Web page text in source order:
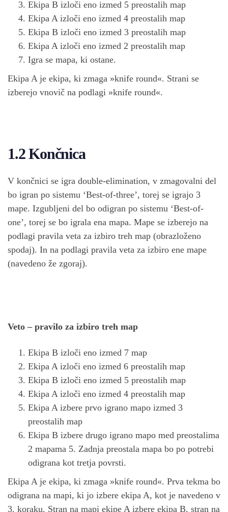
Ekipa B izloči eno izmed 5 preostalih map
Ekipa A izloči eno izmed 4 preostalih map
Ekipa B izloči eno izmed 3 preostalih map
Ekipa A izloči eno izmed 2 preostalih map
Igra se mapa, ki ostane.
Ekipa A je ekipa, ki zmaga »knife round«. Strani se
izberejo vnovič na podlagi »knife round«.
1.2 Končnica
V končnici se igra double-elimination, v zmagovalni del
bo igran po sistemu ‘Best-of-three’, torej se igrajo 3
mape. Izgubljeni del bo odigran po sistemu ‘Best-of-
one’, torej se bo igrala ena mapa. Mape se izberejo na
podlagi pravila veta za izbiro treh map (obrazloženo
spodaj). In na podlagi pravila veta za izbiro ene mape
(navedeno že zgoraj).
Veto – pravilo za izbiro treh map
Ekipa B izloči eno izmed 7 map
Ekipa A izloči eno izmed 6 preostalih map
Ekipa B izloči eno izmed 5 preostalih map
Ekipa A izloči eno izmed 4 preostalih map
Ekipa A izbere prvo igrano mapo izmed 3
preostalih map
Ekipa B izbere drugo igrano mapo med preostalima
2 mapama 5. Zadnja preostala mapa bo po potrebi
odigrana kot tretja povrsti.
Ekipa A je ekipa, ki zmaga »knife round«. Prva tekma bo
odigrana na mapi, ki jo izbere ekipa A, kot je navedeno v
3. koraku. Stran na mapi ekipe A izbere ekipa B, stran na